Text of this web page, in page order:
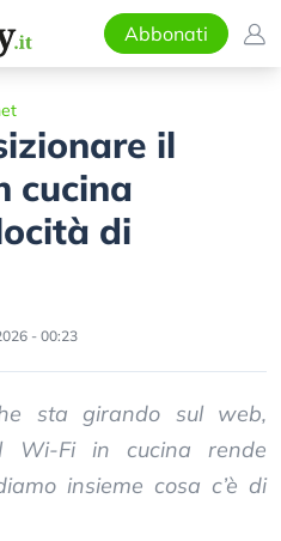
Abbonati
il
cucina
di
- 00:23
sta girando sul web,
Wi-Fi in cucina rende
insieme cosa c’è di